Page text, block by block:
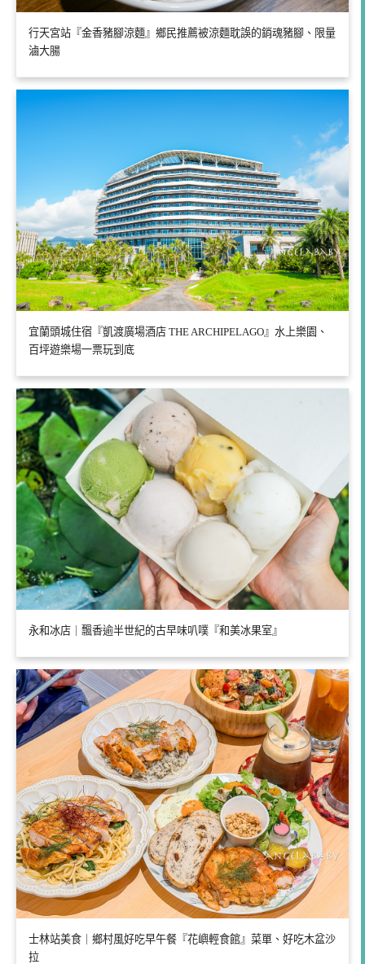
行天宮站『金香豬腳涼麵』鄉民推薦被涼麵耽誤的銷魂豬腳、限量
滷大腸
宜蘭頭城住宿『凱渡廣場酒店 THE ARCHIPELAGO』水上樂園、
百坪遊樂場一票玩到底
永和冰店｜飄香逾半世紀的古早味叭噗『和美冰果室』
士林站美食｜鄉村風好吃早午餐『花嶼輕食館』菜單、好吃木盆沙
拉